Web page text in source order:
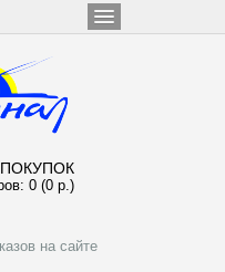
0 (0 р.)
на сайте